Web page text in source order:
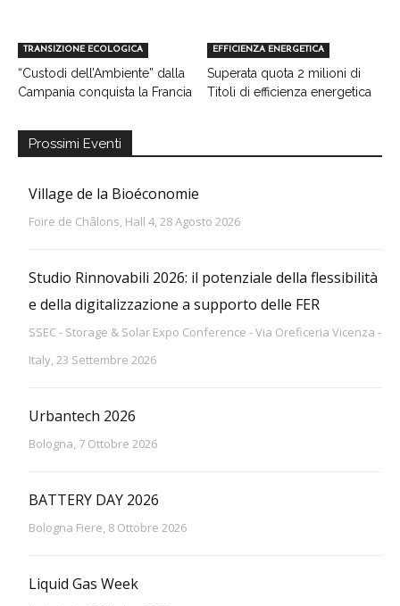
TRANSIZIONE ECOLOGICA
“Custodi dell’Ambiente” dalla
Campania conquista la Francia
EFFICIENZA ENERGETICA
Superata quota 2 milioni di
Titoli di efficienza energetica
Prossimi Eventi
Village de la Bioéconomie
Foire de Châlons, Hall 4, 28 Agosto 2026
Studio Rinnovabili 2026: il potenziale della flessibilità
e della digitalizzazione a supporto delle FER
SSEC - Storage & Solar Expo Conference - Via Oreficeria Vicenza -
Italy, 23 Settembre 2026
Urbantech 2026
Bologna, 7 Ottobre 2026
BATTERY DAY 2026
Bologna Fiere, 8 Ottobre 2026
Liquid Gas Week